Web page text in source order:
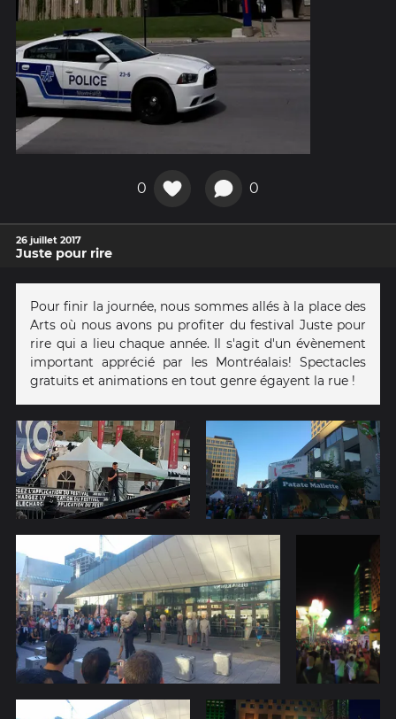
0 0
26 juillet 2017
Juste pour rire
Pour finir la journée, nous sommes allés à la place des
Arts où nous avons pu profiter du festival Juste pour
rire qui a lieu chaque année. Il s'agit d'un évènement
important apprécié par les Montréalais! Spectacles
gratuits et animations en tout genre égayent la rue !